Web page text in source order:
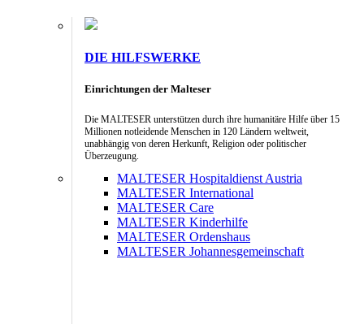
DIE HILFSWERKE
Einrichtungen der Malteser
Die MALTESER unterstützen durch ihre humanitäre Hilfe über 15
Millionen notleidende Menschen in 120 Ländern weltweit,
unabhängig von deren Herkunft, Religion oder politischer
Überzeugung.
MALTESER Hospitaldienst Austria
MALTESER International
MALTESER Care
MALTESER Kinderhilfe
MALTESER Ordenshaus
MALTESER Johannesgemeinschaft